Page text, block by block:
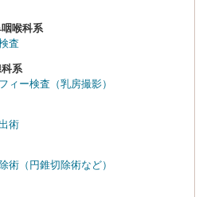
喉科系
査
系
ィー検査（乳房撮影）
術
術（円錐切除術など）